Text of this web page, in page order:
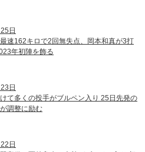
日
速162キロで2回無失点、岡本和真が3打
年初陣を飾る
日
て多くの投手がブルペン入り 25日先発の
調整に励む
日